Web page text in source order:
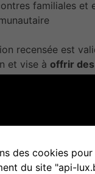
familiales et
recensée est
et vise à offrir
et adaptées aux
des cookies
du site "api-